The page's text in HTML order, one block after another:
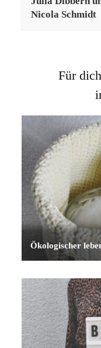
Nicola Schmidt
Für
Ökologischer